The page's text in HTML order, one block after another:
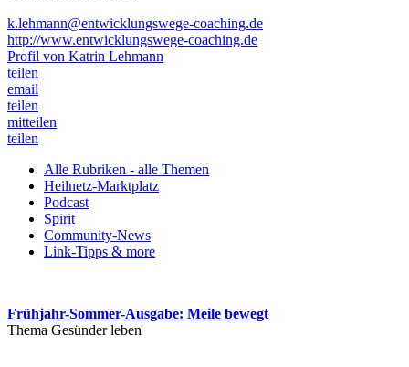
k.lehmann@entwicklungswege-coaching.de
http://www.entwicklungswege-coaching.de
Profil von Katrin Lehmann
teilen
email
teilen
mitteilen
teilen
Alle Rubriken - alle Themen
Heilnetz-Marktplatz
Podcast
Spirit
Community-News
Link-Tipps & more
Frühjahr-Sommer-Ausgabe: Meile bewegt
Thema Gesünder leben